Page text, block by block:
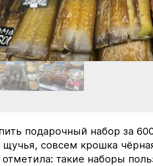
подарочный набор за
совсем крошка
такие наборы